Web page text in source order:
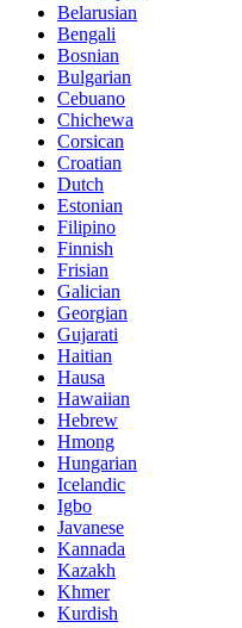
Belarusian
Bengali
Bosnian
Bulgarian
Cebuano
Chichewa
Corsican
Croatian
Dutch
Estonian
Filipino
Finnish
Frisian
Galician
Georgian
Gujarati
Haitian
Hausa
Hawaiian
Hebrew
Hmong
Hungarian
Icelandic
Igbo
Javanese
Kannada
Kazakh
Khmer
Kurdish